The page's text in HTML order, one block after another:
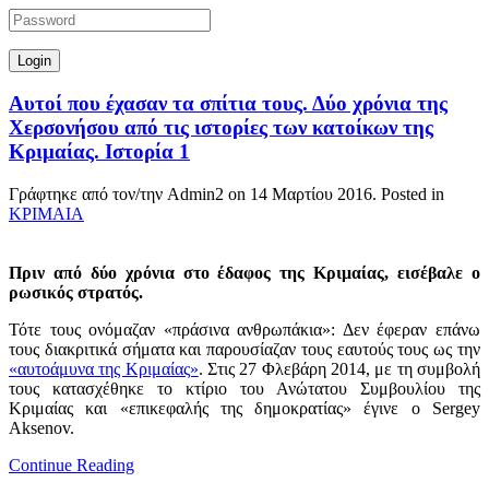
Αυτοί που έχασαν τα σπίτια τους. Δύο χρόνια της
Χερσονήσου από τις ιστορίες των κατοίκων της
Κριμαίας. Ιστορία 1
Γράφτηκε από τον/την Admin2 on 14 Μαρτίου 2016. Posted in
ΚΡΙΜΑΙΑ
Πριν από δύο χρόνια στο έδαφος της Κριμαίας, εισέβαλε ο
ρωσικός στρατός.
Τότε τους ονόμαζαν «πράσινα ανθρωπάκια»: Δεν έφεραν επάνω
τους διακριτικά σήματα και παρουσίαζαν τους εαυτούς τους ως την
«αυτοάμυνα της Κριμαίας». Στις 27 Φλεβάρη 2014, με τη συμβολή
τους κατασχέθηκε το κτίριο του Ανώτατου Συμβουλίου της
Κριμαίας και «επικεφαλής της δημοκρατίας» έγινε ο Sergey
Aksenov.
Continue Reading